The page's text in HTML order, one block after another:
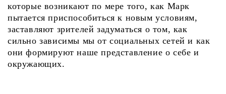
которые возникают по мере того, как Марк
пытается приспособиться к новым условиям,
заставляют зрителей задуматься о том, как
сильно зависимы мы от социальных сетей и как
они формируют наше представление о себе и
окружающих.